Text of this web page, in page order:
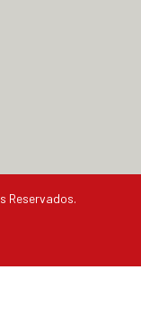
Reservados.